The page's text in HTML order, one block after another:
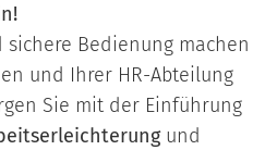
Bedienung machen
und Ihrer HR-Abteilung
Sie mit der Einführung
und